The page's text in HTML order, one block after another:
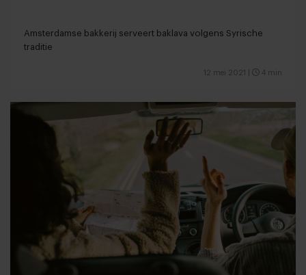
Amsterdamse bakkerij serveert baklava volgens Syrische
traditie
12 mei 2021 4 min